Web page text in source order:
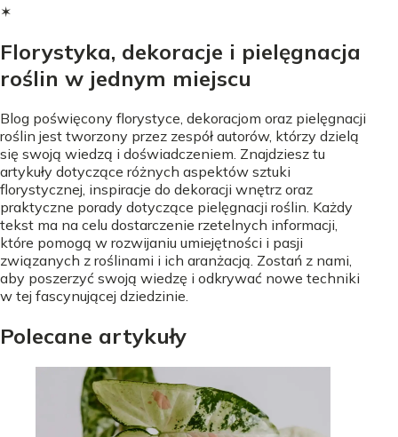
✶
Florystyka, dekoracje i pielęgnacja
roślin w jednym miejscu
Blog poświęcony florystyce, dekoracjom oraz pielęgnacji
roślin jest tworzony przez zespół autorów, którzy dzielą
się swoją wiedzą i doświadczeniem. Znajdziesz tu
artykuły dotyczące różnych aspektów sztuki
florystycznej, inspiracje do dekoracji wnętrz oraz
praktyczne porady dotyczące pielęgnacji roślin. Każdy
tekst ma na celu dostarczenie rzetelnych informacji,
które pomogą w rozwijaniu umiejętności i pasji
związanych z roślinami i ich aranżacją. Zostań z nami,
aby poszerzyć swoją wiedzę i odkrywać nowe techniki
w tej fascynującej dziedzinie.
Polecane artykuły